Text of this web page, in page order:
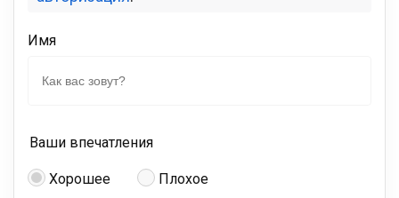
Имя
Ваши впечатления
Хорошее Плохое